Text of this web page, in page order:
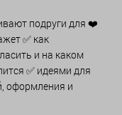
подруги для ❤️
✅ как
и на каком
✅ идеями для
оформления и